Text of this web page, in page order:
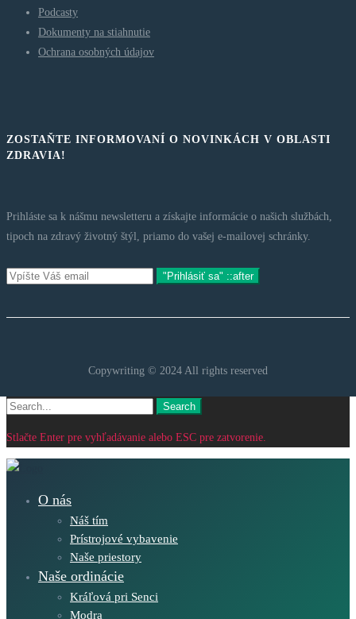
Podcasty
Dokumenty na stiahnutie
Ochrana osobných údajov
ZOSTAŇTE INFORMOVANÍ O NOVINKÁCH V OBLASTI
ZDRAVIA!
Prihláste sa k nášmu newsletteru a získajte informácie o našich službách,
tipoch na zdravý životný štýl, priamo do vašej e-mailovej schránky.
"Prihlásiť sa" ::after
Copywriting © 2024 All rights reserved
Search
Search
Stlačte Enter pre vyhľadávanie alebo ESC pre zatvorenie.
O nás
Náš tím
Prístrojové vybavenie
Naše priestory
Naše ordinácie
Kráľová pri Senci
Modra